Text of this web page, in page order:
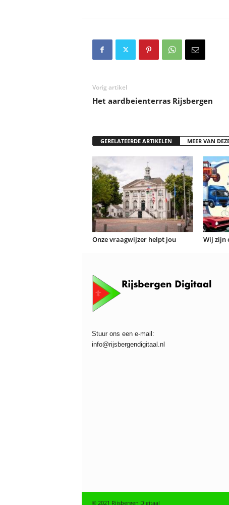
Vorig artikel
Het aardbeienterras Rijsbergen
GERELATEERDE ARTIKELEN MEER VAN
Onze vraagwijzer helpt jou Wij zijn
Stuur ons een e-mail:
info@rijsbergendigitaal.nl
© 2021 Rijsbergen Digitaal